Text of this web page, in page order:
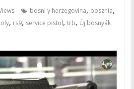
bosni y herzegovina, bosznia,
, rs9, service pistol, trb, Új bosnyák